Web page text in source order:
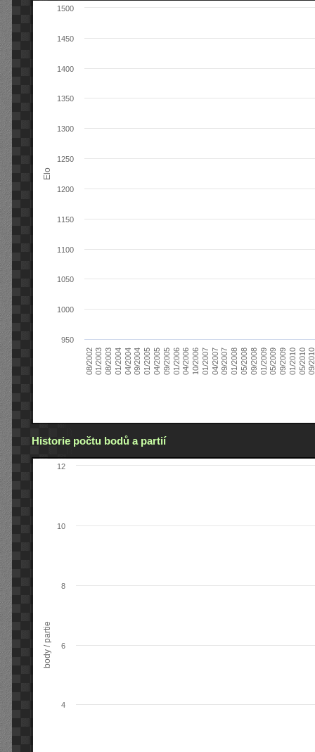
Elo
08/200201/200308/200301/200404/200409/200401/200504/200509/200501/200604/200610/200601/200704/200709/200701/200805/200809/200801/200905/200909/200901/201005/201009/
950
1000
1050
1100
1150
1200
1250
1300
1350
1400
1450
1500
Historie počtu bodů a partií
body / partie
4
6
8
10
12